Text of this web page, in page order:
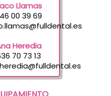
Llamas
00 39 69
Heredia
70 73 13